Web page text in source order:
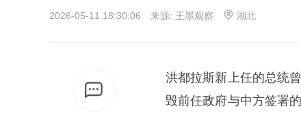
2026-05-11 18:30:06 来源: 王墨观察 湖北
洪都拉斯新上任的总统
毁前任政府与中方签署